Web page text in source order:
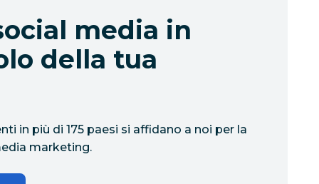
media in
della tua
in più di 175 paesi si affidano a noi per la
marketing.